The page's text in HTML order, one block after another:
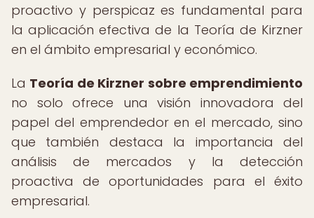
proactivo y perspicaz es fundamental para
la aplicación efectiva de la Teoría de Kirzner
en el ámbito empresarial y económico.
La Teoría de Kirzner sobre emprendimiento
no solo ofrece una visión innovadora del
papel del emprendedor en el mercado, sino
que también destaca la importancia del
análisis de mercados y la detección
proactiva de oportunidades para el éxito
empresarial.